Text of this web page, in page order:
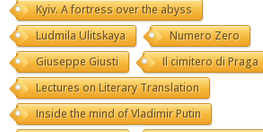
(ON IL POSTO DELLE PAROLE)
Kyiv. A fortress over the abyss
Ludmila Ulitskaya
Numero Zero
Giuseppe Giusti
Il cimitero di Praga
Lectures on Literary Translation
Inside the mind of Vladimir Putin